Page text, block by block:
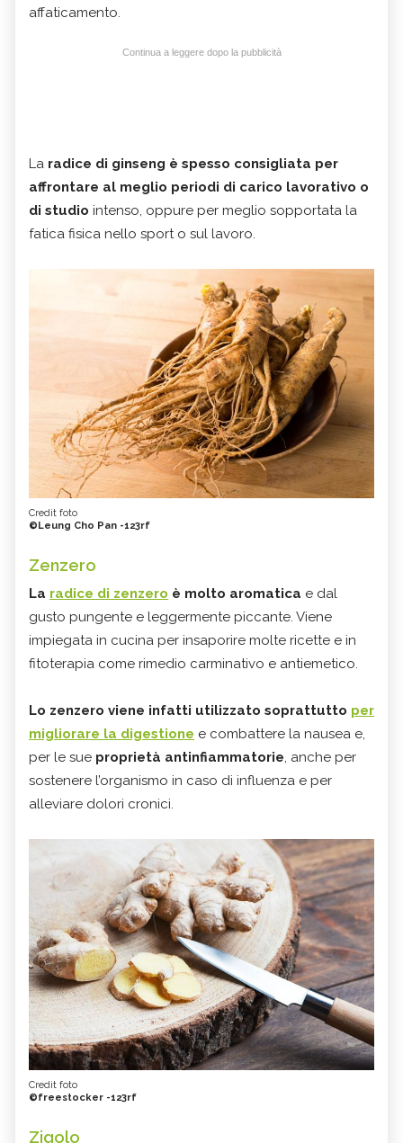
affaticamento.
Continua a leggere dopo la pubblicità
La radice di ginseng è spesso consigliata per
affrontare al meglio periodi di carico lavorativo o
di studio intenso, oppure per meglio sopportata la
fatica fisica nello sport o sul lavoro.
Credit foto
©Leung Cho Pan -123rf
Zenzero
La radice di zenzero è molto aromatica e dal
gusto pungente e leggermente piccante. Viene
impiegata in cucina per insaporire molte ricette e in
fitoterapia come rimedio carminativo e antiemetico.
Lo zenzero viene infatti utilizzato soprattutto per
migliorare la digestione e combattere la nausea e,
per le sue proprietà antinfiammatorie, anche per
sostenere l’organismo in caso di influenza e per
alleviare dolori cronici.
Credit foto
©freestocker -123rf
Zigolo